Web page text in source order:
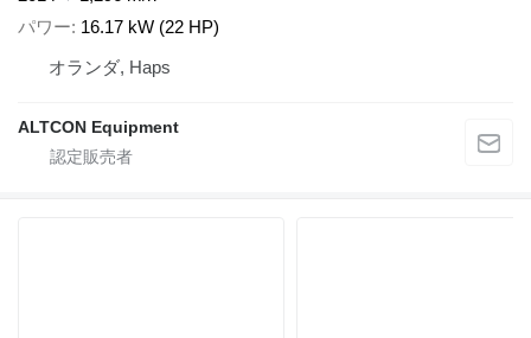
パワー 16.17 kW (22 HP)
オランダ, Haps
ALTCON Equipment